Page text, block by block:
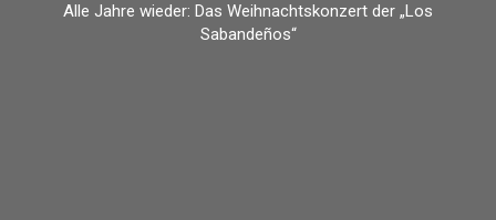
Alle Jahre wieder: Das Weihnachtskonzert der „Los
Sabandeños“